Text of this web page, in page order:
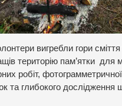
вигребли гори сміття
територію пам’ятки для
робіт,
та глибокого дослідження